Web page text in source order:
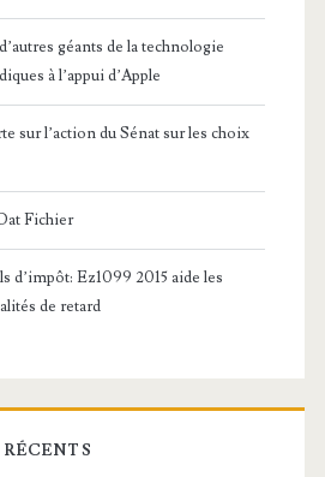
géants de la technologie
à l’appui d’Apple
sur l’action du Sénat sur les choix
Fichier
d’impôt: Ez1099 2015 aide les
de retard